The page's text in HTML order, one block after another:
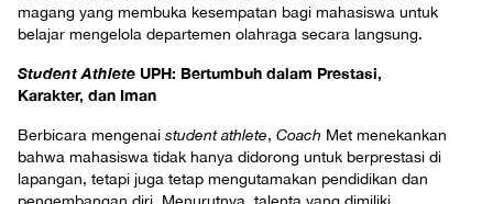
magang yang membuka kesempatan bagi mahasiswa untuk
belajar mengelola departemen olahraga secara langsung.
Student Athlete UPH: Bertumbuh dalam Prestasi,
Karakter, dan Iman
Berbicara mengenai student athlete, Coach Met menekankan
bahwa mahasiswa tidak hanya didorong untuk berprestasi di
lapangan, tetapi juga tetap mengutamakan pendidikan dan
pengembangan diri. Menurutnya, talenta yang dimiliki